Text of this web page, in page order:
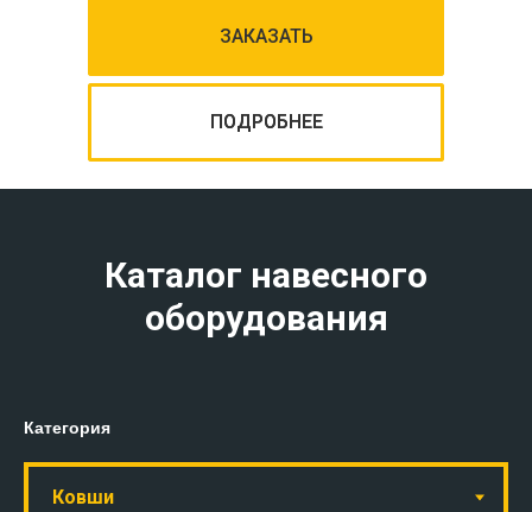
ЗАКАЗАТЬ
ПОДРОБНЕЕ
ЗАКАЗАТЬ
ПОДРОБНЕЕ
Каталог навесного
оборудования
Категория